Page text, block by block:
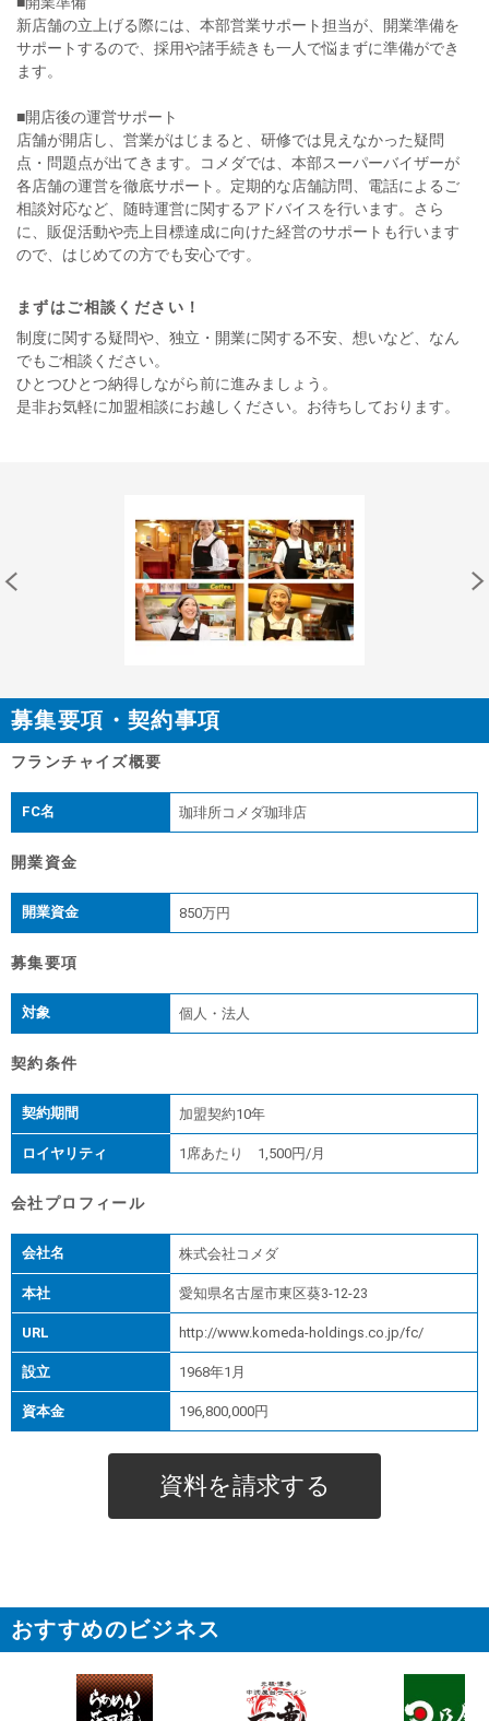
新店舗の立上げる際には、本部営業サポート担当が、開業準備を
サポートするので、採用や諸手続きも一人で悩まずに準備ができ
ます。
■開店後の運営サポート
店舗が開店し、営業がはじまると、研修では見えなかった疑問
点・問題点が出てきます。コメダでは、本部スーパーバイザーが
各店舗の運営を徹底サポート。定期的な店舗訪問、電話によるご
相談対応など、随時運営に関するアドバイスを行います。さら
に、販促活動や売上目標達成に向けた経営のサポートも行います
ので、はじめての方でも安心です。
まずはご相談ください！
制度に関する疑問や、独立・開業に関する不安、想いなど、なん
でもご相談ください。
ひとつひとつ納得しながら前に進みましょう。
是非お気軽に加盟相談にお越しください。お待ちしております。
募集要項・契約事項
フランチャイズ概要
FC名 珈琲所コメダ珈琲店
開業資金
開業資金 850万円
募集要項
対象 個人・法人
契約条件
契約期間 加盟契約10年
ロイヤリティ 1席あたり 1,500円/月
会社プロフィール
会社名 株式会社コメダ
本社 愛知県名古屋市東区葵3-12-23
URL http://www.komeda-holdings.co.jp/fc/
設立 1968年1月
資本金 196,800,000円
資料を請求する
おすすめのビジネス